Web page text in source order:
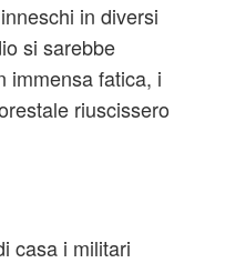
in diversi
si sarebbe
immensa fatica, i
riuscissero
casa i militari